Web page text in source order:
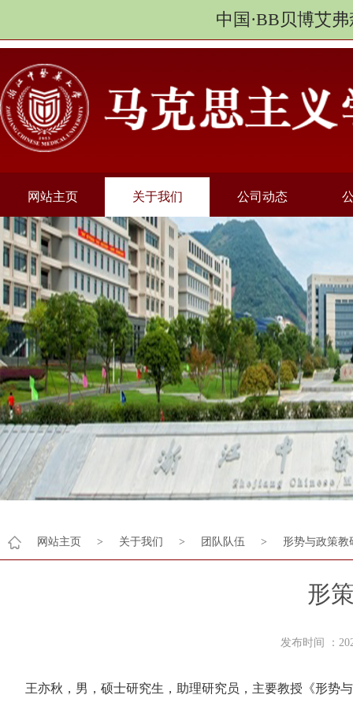
中国·BB贝博艾
网站主页 关于我们 公司动态
网站主页 > 关于我们 > 团队队伍 > 形势与政策教
形
发布时间 ：
王亦秋，男，硕士研究生，助理研究员，主要教授《形势